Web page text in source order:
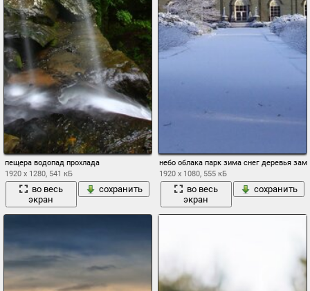
пещера водопад прохлада
1920 x 1280, 541 кБ
во весь
экран
сохранить
небо облака парк зима снег деревья
1920 x 1080, 555 кБ
во весь
экран
сохранить